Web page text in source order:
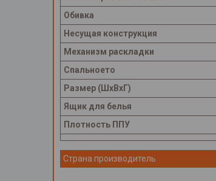
Обивка
Несущая конструкция
Механизм раскладки
Спальноето
Размер (ШхВхГ)
Ящик для белья
Плотность ППУ
Страна производитель